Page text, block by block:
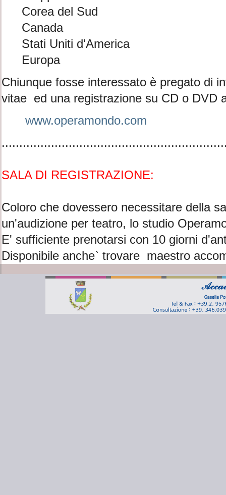
Corea del Sud
Canada
Stati Uniti d'America
Europa
Chiunque fosse interessato è pregato di
vitae ed una registrazione su CD o DVD
www.operamondo.com
SALA DI REGISTRAZIONE:
Coloro che dovessero necessitare della
un'audizione per teatro, lo studio
E' sufficiente prenotarsi con 10 giorni
Disponibile anche` trovare maestro